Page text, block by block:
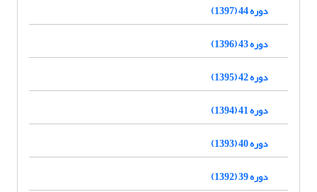
دوره 44 (1397)
دوره 43 (1396)
دوره 42 (1395)
دوره 41 (1394)
دوره 40 (1393)
دوره 39 (1392)